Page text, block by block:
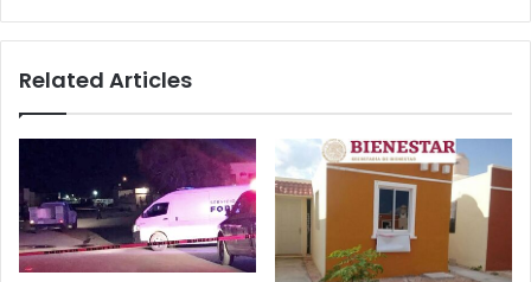
Related Articles